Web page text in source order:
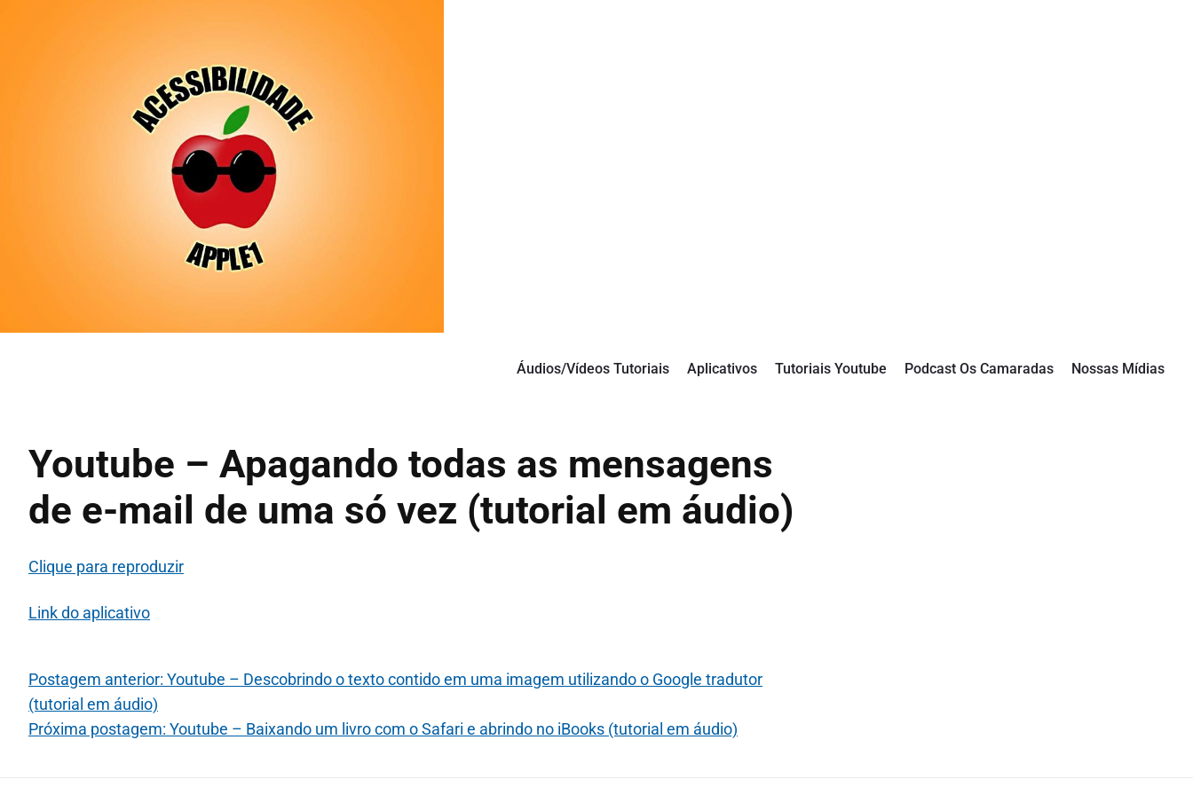
Áudios/Vídeos Tutoriais Aplicativos Tutoriais Youtube Podcast Os Camaradas Nossas Mídias
Youtube – Apagando todas as mensagens
de e-mail de uma só vez (tutorial em áudio)
Clique para reproduzir
Link do aplicativo
Postagem anterior: Youtube – Descobrindo o texto contido em uma imagem utilizando o Google tradutor
(tutorial em áudio)
Próxima postagem: Youtube – Baixando um livro com o Safari e abrindo no iBooks (tutorial em áudio)